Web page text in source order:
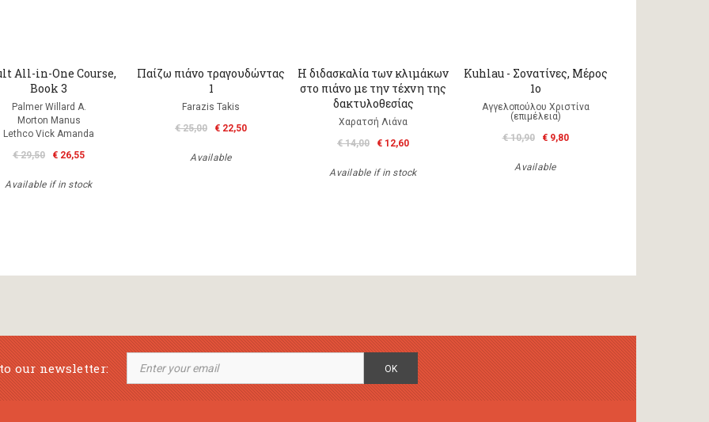
All-in-One Course,
Book 3
Palmer Willard A.
Morton Manus
Lethco Vick Amanda
€ 29,50
€ 26,55
Available if in stock
Παίζω πιάνο τραγουδώντας
1
Farazis Takis
€ 25,00
€ 22,50
Available
Η διδασκαλία των κλιμάκων
στο πιάνο με την τέχνη της
δακτυλοθεσίας
Χαρατσή Λιάνα
€ 14,00
€ 12,60
Available if in stock
Kuhlau - Σονατίνες, Μέρος
1ο
Αγγελοπούλου Χριστίνα
(επιμέλεια)
€ 10,90
€ 9,80
Available
our newsletter: OK